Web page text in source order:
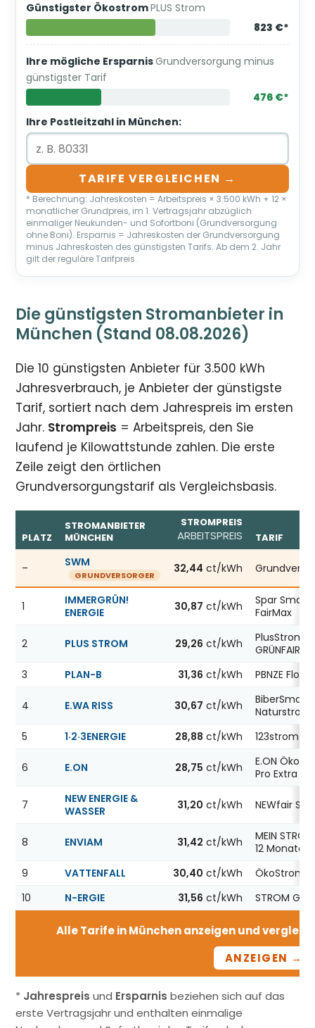
Günstigster ÖkostromPLUS Strom
823 €*
Ihre mögliche ErsparnisGrundversorgung minus
günstigster Tarif
476 €*
Ihre Postleitzahl in München:
TARIFE VERGLEICHEN →
* Berechnung: Jahreskosten = Arbeitspreis × 3.500 kWh + 12 ×
monatlicher Grundpreis, im 1. Vertragsjahr abzüglich
einmaliger Neukunden- und Sofortboni (Grundversorgung
ohne Boni). Ersparnis = Jahreskosten der Grundversorgung
minus Jahreskosten des günstigsten Tarifs. Ab dem 2. Jahr
gilt der reguläre Tarifpreis.
Die günstigsten Stromanbieter in
München (Stand 08.08.2026)
Die 10 günstigsten Anbieter für 3.500 kWh
Jahresverbrauch, je Anbieter der günstigste
Tarif, sortiert nach dem Jahrespreis im ersten
Jahr. Strompreis = Arbeitspreis, den Sie
laufend je Kilowattstunde zahlen. Die erste
Zeile zeigt den örtlichen
Grundversorgungstarif als Vergleichsbasis.
Günstigste Stromanbieter in München, Stand
PLATZ
STROMANBIETER
MÜNCHEN
STROMPREIS
ARBEITSPREIS TARIF
– SWM
GRUNDVERSORGER
32,44 ct/kWh
1
IMMERGRÜN!
ENERGIE
30,87 ct/kWh
Spar Smart
FairMax
2 PLUS STROM 29,26 ct/kWh
PlusStrom
GRÜNFAIR
3
PLAN-B 31,36 ct/kWh PBNZE
4 E.WA RISS 30,67 ct/kWh
BiberSmart
Naturstrom
5
1·2·3ENERGIE 28,88 ct/kWh 123strom
6 E.ON 28,75 ct/kWh
E.ON
Pro Extra 12
7
NEW ENERGIE &
WASSER
31,20 ct/kWh NEWfair
8 ENVIAM 31,42 ct/kWh
MEIN
12 Monate
9
VATTENFALL 30,40 ct/kWh
ÖkoStrom12
10
N-ERGIE 31,56 ct/kWh STROM
Alle Tarife in München anzeigen und
ANZEIGEN →
* Jahrespreis und Ersparnis beziehen sich auf das
erste Vertragsjahr und enthalten einmalige